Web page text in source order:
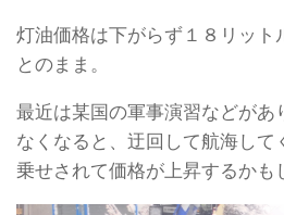
灯油価格は下がらず１８リット
とのまま。
最近は某国の軍事演習などがあ
なくなると、迂回して航海して
乗せされて価格が上昇するかも